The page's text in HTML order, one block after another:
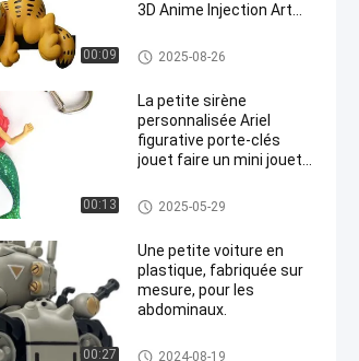
00:09
3D Anime Injection Art
Jouet modèle en plastique pou
r animaux
2025-08-26
00:13
La petite sirène
personnalisée Ariel
figurative porte-clés
jouet faire un mini jouet
Produits de décoration
2025-05-29
00:27
Une petite voiture en
plastique, fabriquée sur
mesure, pour les
abdominaux.
Produits de décoration
2024-08-19